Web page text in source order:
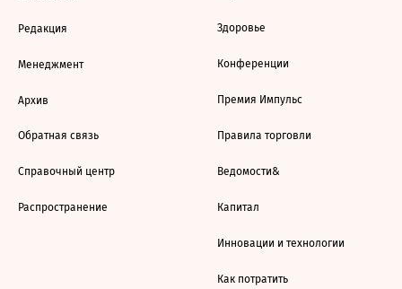
Редакция
Менеджмент
Архив
Обратная связь
Справочный центр
Распространение
Здоровье
Конференции
Премия Импульс
Правила торговли
Ведомости&
Капитал
Инновации и технологии
Как потратить